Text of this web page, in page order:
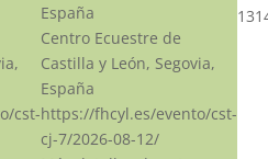
cst-
España
Centro Ecuestre de
Castilla y León, Segovia,
España
https://fhcyl.es/evento/cst-
cj-7/2026-08-12/
13